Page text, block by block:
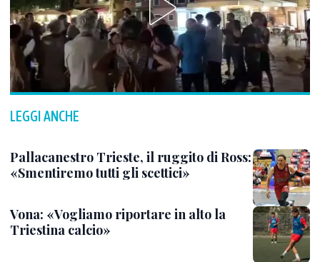
LEGGI ANCHE
Pallacanestro Trieste, il ruggito di Ross:
«Smentiremo tutti gli scettici»
Vona: «Vogliamo riportare in alto la
Triestina calcio»